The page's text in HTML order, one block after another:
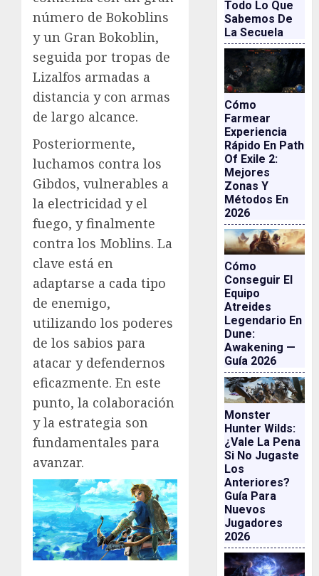
número de Bokoblins
y un Gran Bokoblin,
seguida por tropas de
Lizalfos armadas a
distancia y con armas
de largo alcance.
Posteriormente,
luchamos contra los
Gibdos, vulnerables a
la electricidad y el
fuego, y finalmente
contra los Moblins. La
clave está en
adaptarse a cada tipo
de enemigo,
utilizando los poderes
de los sabios para
atacar y defendernos
eficazmente. En este
punto, la colaboración
y la estrategia son
fundamentales para
avanzar.
Todo Lo Que
Sabemos De
La Secuela
Cómo
Farmear
Experiencia
Rápido En Path
Of Exile 2:
Mejores
Zonas Y
Métodos En
2026
Cómo
Conseguir El
Equipo
Atreides
Legendario En
Dune:
Awakening —
Guía 2026
Monster
Hunter Wilds:
¿vale La Pena
Si No Jugaste
Los
Anteriores?
Guía Para
Nuevos
Jugadores
2026